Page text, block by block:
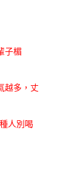
子楣
越多，丈
人別喝